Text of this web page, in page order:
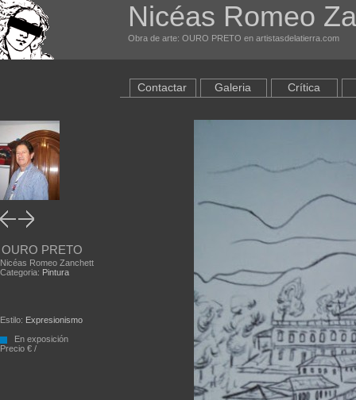
Nicéas Romeo
Obra de arte: OURO PRETO en artistasdelatierra.com
OURO PRETO
Nicéas Romeo Zanchett
Categoria: Pintura
Estilo: Expresionismo
En exposición
Precio € /
Contactar Galeria Crítica